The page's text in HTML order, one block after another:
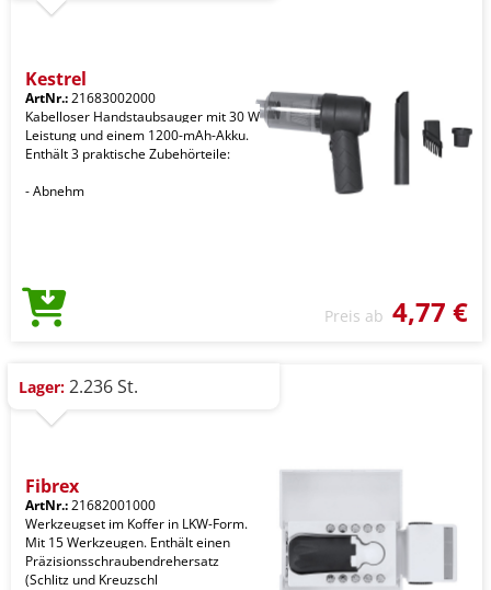
Kestrel
ArtNr.:21683002000
Kabelloser Handstaubsauger mit 30 W
Leistung und einem 1200-mAh-Akku.
Enthält 3 praktische Zubehörteile:
- Abnehm
Preis ab 4,77 €
Lager: 2.236 St.
Fibrex
ArtNr.:21682001000
Werkzeugset im Koffer in LKW-Form.
Mit 15 Werkzeugen. Enthält einen
Präzisionsschraubendrehersatz
(Schlitz und Kreuzschl